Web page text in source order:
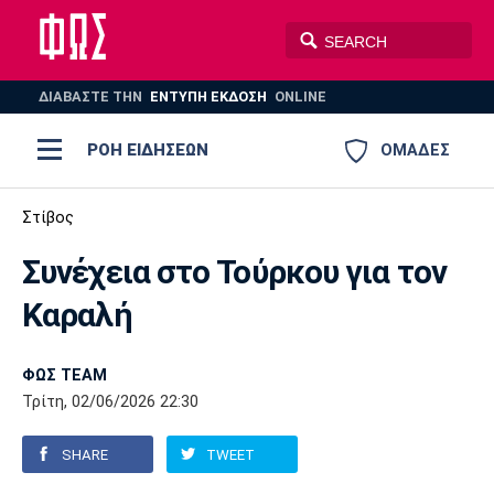
ΔΙΑΒΑΣΤΕ THN ΕΝΤΥΠΗ ΕΚΔΟΣΗ ONLINE
ΟΜΑΔΕΣ
ΡΟΗ ΕΙΔΗΣΕΩΝ
ΒΟΛΕΪ
AUTO-MOTO
Ποδόσφαιρο
Super League 1
Super League 2
Γ Εθνική
Ελλάδα
Μπάσκετ
Ελλάδα
Εθνική
EuroLeague
Ολυμπιακοί Αγώνες
Βόλεϊ
Πόλο
Ολυμπιακός
Παναθηναϊκός Ατρόμητος
Στίβος
Συνέχεια στο Τούρκου για τον
Καραλή
ΦΩΣ TEAM
Τρίτη, 02/06/2026 22:30
SHARE TWEET